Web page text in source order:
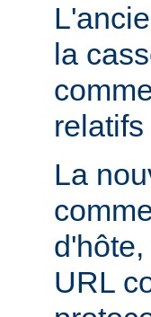
la
La
URL